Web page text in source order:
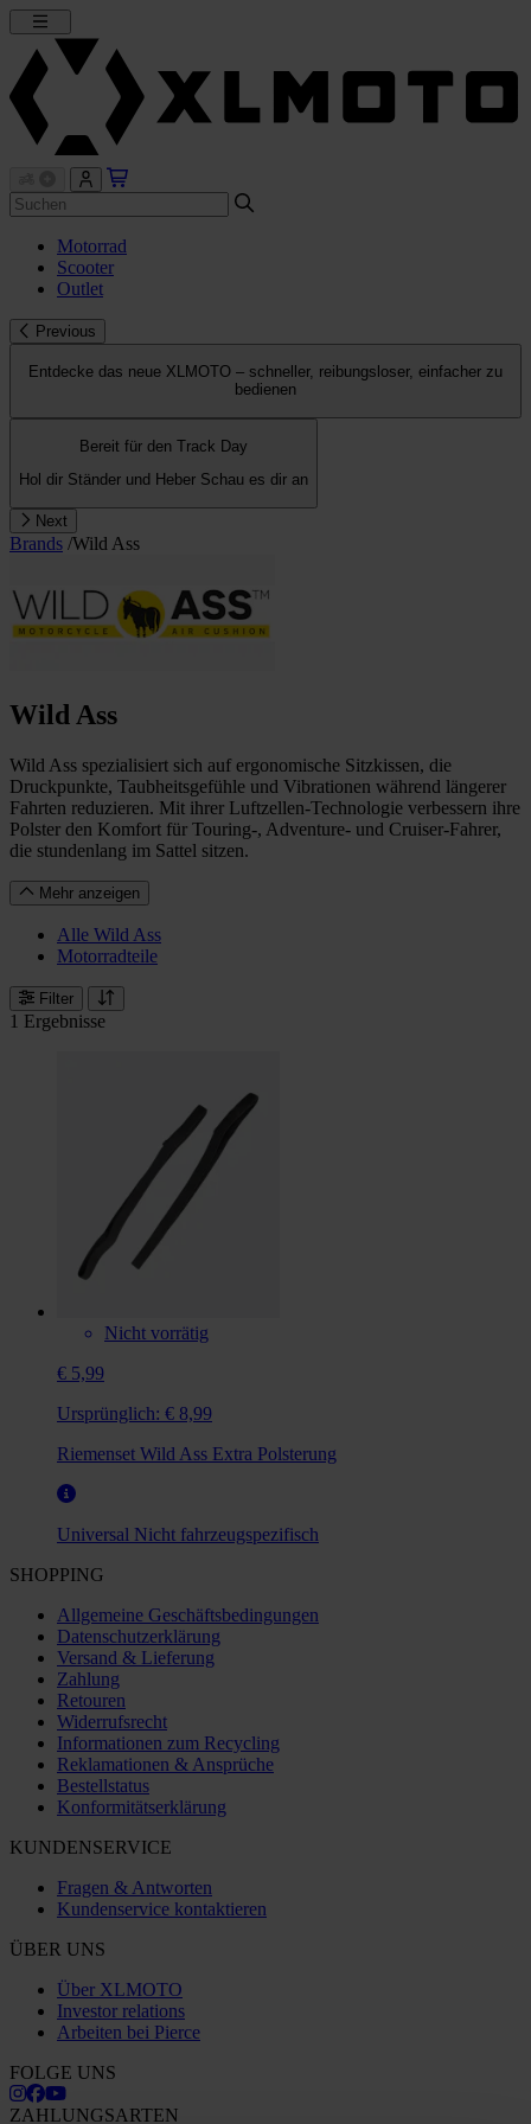
Motorrad
Scooter
Outlet
Previous
Entdecke das neue XLMOTO – schneller, reibungsloser, einfacher zu
bedienen
Bereit für den Track Day
Hol dir Ständer und Heber Schau es dir an
Next
Brands /Wild Ass
Wild Ass
Wild Ass spezialisiert sich auf ergonomische Sitzkissen, die
Druckpunkte, Taubheitsgefühle und Vibrationen während längerer
Fahrten reduzieren. Mit ihrer Luftzellen-Technologie verbessern ihre
Polster den Komfort für Touring-, Adventure- und Cruiser-Fahrer,
die stundenlang im Sattel sitzen.
Mehr anzeigen
Alle Wild Ass
Motorradteile
Filter
1 Ergebnisse
Nicht vorrätig
€ 5,99
Ursprünglich: € 8,99
Riemenset Wild Ass Extra Polsterung
Universal Nicht fahrzeugspezifisch
SHOPPING
Allgemeine Geschäftsbedingungen
Datenschutzerklärung
Versand & Lieferung
Zahlung
Retouren
Widerrufsrecht
Informationen zum Recycling
Reklamationen & Ansprüche
Bestellstatus
Konformitätserklärung
KUNDENSERVICE
Fragen & Antworten
Kundenservice kontaktieren
ÜBER UNS
Über XLMOTO
Investor relations
Arbeiten bei Pierce
FOLGE UNS
ZAHLUNGSARTEN